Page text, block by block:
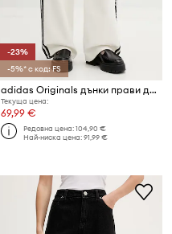
-23%
-5%* с код: FS
adidas Originals дънки прави дамски Firebird
Текуща цена:
69,99 €
Редовна цена:104,90 €
Най-ниска цена:91,99 €